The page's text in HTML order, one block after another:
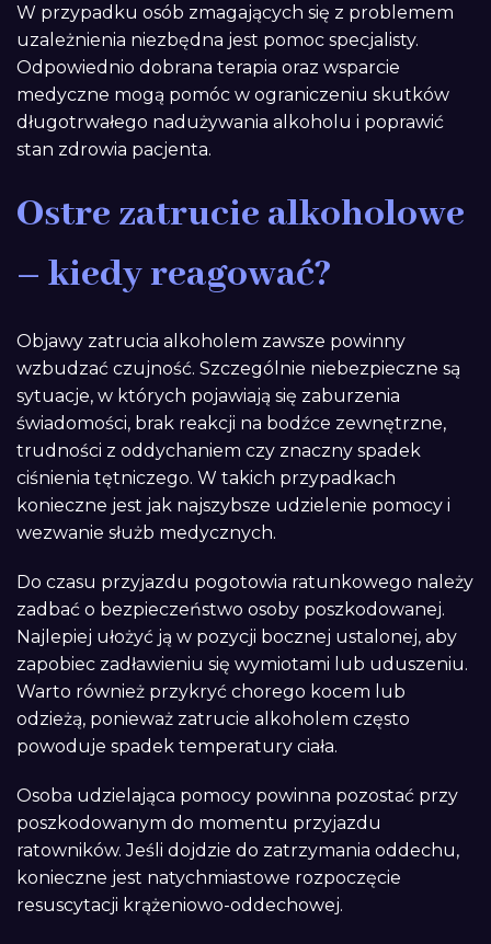
W przypadku osób zmagających się z problemem
uzależnienia niezbędna jest pomoc specjalisty.
Odpowiednio dobrana terapia oraz wsparcie
medyczne mogą pomóc w ograniczeniu skutków
długotrwałego nadużywania alkoholu i poprawić
stan zdrowia pacjenta.
Ostre zatrucie alkoholowe
– kiedy reagować?
Objawy zatrucia alkoholem zawsze powinny
wzbudzać czujność. Szczególnie niebezpieczne są
sytuacje, w których pojawiają się zaburzenia
świadomości, brak reakcji na bodźce zewnętrzne,
trudności z oddychaniem czy znaczny spadek
ciśnienia tętniczego. W takich przypadkach
konieczne jest jak najszybsze udzielenie pomocy i
wezwanie służb medycznych.
Do czasu przyjazdu pogotowia ratunkowego należy
zadbać o bezpieczeństwo osoby poszkodowanej.
Najlepiej ułożyć ją w pozycji bocznej ustalonej, aby
zapobiec zadławieniu się wymiotami lub uduszeniu.
Warto również przykryć chorego kocem lub
odzieżą, ponieważ zatrucie alkoholem często
powoduje spadek temperatury ciała.
Osoba udzielająca pomocy powinna pozostać przy
poszkodowanym do momentu przyjazdu
ratowników. Jeśli dojdzie do zatrzymania oddechu,
konieczne jest natychmiastowe rozpoczęcie
resuscytacji krążeniowo-oddechowej.